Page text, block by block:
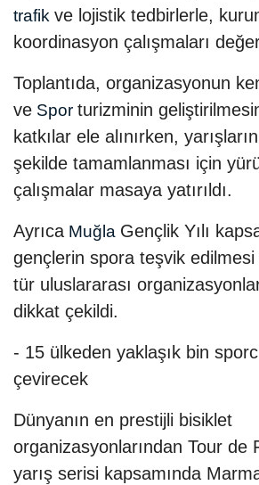
trafik ve lojistik tedbirlerle,
koordinasyon çalışmaları
Toplantıda, organizasyonun
ve Spor turizminin
katkılar ele alınırken,
şekilde tamamlanması için
çalışmalar masaya yatırıldı.
Ayrıca Muğla Gençlik Yılı
gençlerin spora teşvik edilmesi
tür uluslararası
dikkat çekildi.
- 15 ülkeden yaklaşık bin
çevirecek
Dünyanın en prestijli bisiklet
organizasyonlarından Tour de
yarış serisi kapsamında